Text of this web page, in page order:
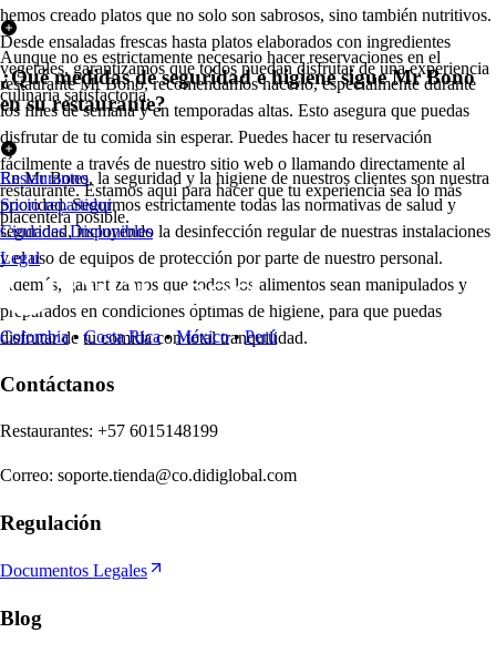
hemos creado platos que no solo son sabrosos, sino también nutritivos.
Desde ensaladas frescas hasta platos elaborados con ingredientes
vegetales, garantizamos que todos puedan disfrutar de una experiencia
culinaria satisfactoria.
Aunque no es estrictamente necesario hacer reservaciones en el
restaurante Mr Bono, recomendamos hacerlo, especialmente durante
los fines de semana y en temporadas altas. Esto asegura que puedas
disfrutar de tu comida sin esperar. Puedes hacer tu reservación
fácilmente a través de nuestro sitio web o llamando directamente al
restaurante. Estamos aquí para hacer que tu experiencia sea lo más
placentera posible.
¿Qué medidas de seguridad e higiene sigue Mr Bono
en su restaurante?
En Mr Bono, la seguridad y la higiene de nuestros clientes son nuestra
prioridad. Seguimos estrictamente todas las normativas de salud y
seguridad, incluyendo la desinfección regular de nuestras instalaciones
y el uso de equipos de protección por parte de nuestro personal.
Además, garantizamos que todos los alimentos sean manipulados y
preparados en condiciones óptimas de higiene, para que puedas
disfrutar de tu comida con total tranquilidad.
Restaurantes
Socio repartidor
Ciudades Disponibles
Legal
Colombia•Costa Rica•México•Perú
Contáctanos
Restaurantes: +57 6015148199
Correo: soporte.tienda@co.didiglobal.com
Regulación
Documentos Legales
Blog